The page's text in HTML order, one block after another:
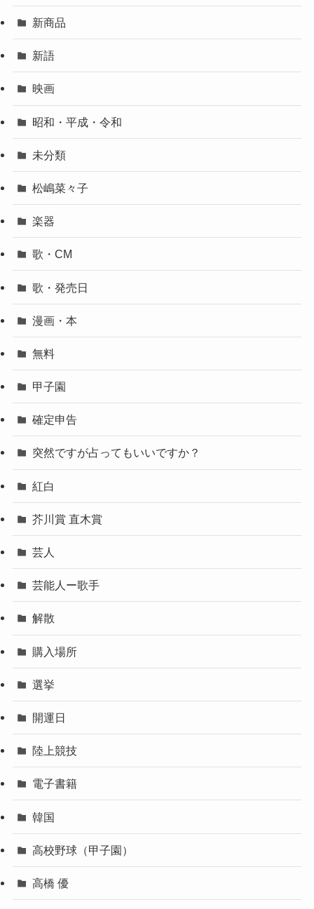
新商品
新語
映画
昭和・平成・令和
未分類
松嶋菜々子
楽器
歌・CM
歌・発売日
漫画・本
無料
甲子園
確定申告
突然ですが占ってもいいですか？
紅白
芥川賞 直木賞
芸人
芸能人ー歌手
解散
購入場所
選挙
開運日
陸上競技
電子書籍
韓国
高校野球（甲子園）
高橋 優